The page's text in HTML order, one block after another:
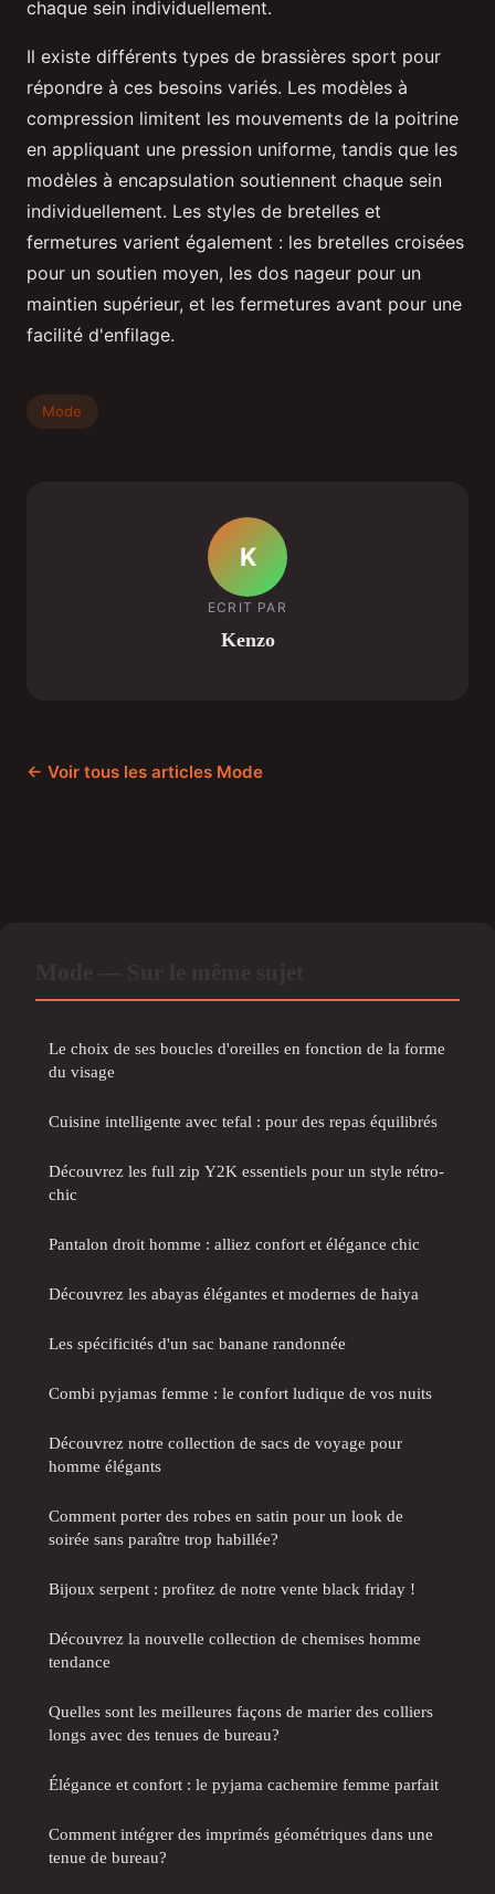
chaque sein individuellement.
Il existe différents types de brassières sport pour
répondre à ces besoins variés. Les modèles à
compression limitent les mouvements de la poitrine
en appliquant une pression uniforme, tandis que les
modèles à encapsulation soutiennent chaque sein
individuellement. Les styles de bretelles et
fermetures varient également : les bretelles croisées
pour un soutien moyen, les dos nageur pour un
maintien supérieur, et les fermetures avant pour une
facilité d'enfilage.
Mode
K
ECRIT PAR
Kenzo
← Voir tous les articles Mode
Le choix de ses boucles d'oreilles en fonction de la forme
du visage
Cuisine intelligente avec tefal : pour des repas équilibrés
Découvrez les full zip Y2K essentiels pour un style rétro-
chic
Pantalon droit homme : alliez confort et élégance chic
Découvrez les abayas élégantes et modernes de haiya
Les spécificités d'un sac banane randonnée
Combi pyjamas femme : le confort ludique de vos nuits
Découvrez notre collection de sacs de voyage pour
homme élégants
Comment porter des robes en satin pour un look de
soirée sans paraître trop habillée?
Bijoux serpent : profitez de notre vente black friday !
Découvrez la nouvelle collection de chemises homme
tendance
Quelles sont les meilleures façons de marier des colliers
longs avec des tenues de bureau?
Élégance et confort : le pyjama cachemire femme parfait
Comment intégrer des imprimés géométriques dans une
tenue de bureau?